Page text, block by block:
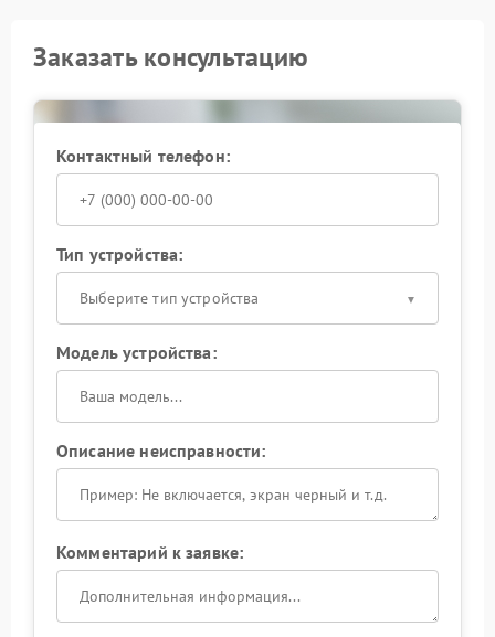
Заказать консультацию
Контактный телефон:
Тип устройства:
Выберите тип устройства
Модель устройства:
Описание неисправности:
Комментарий к заявке: